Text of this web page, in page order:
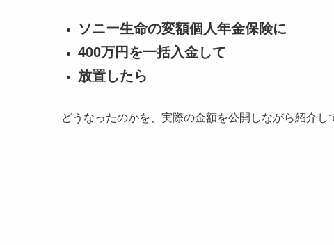
ソニー生命の変額個人年金保険に
400万円を一括入金して
放置したら
どうなったのかを、実際の金額を公開しながら紹介し